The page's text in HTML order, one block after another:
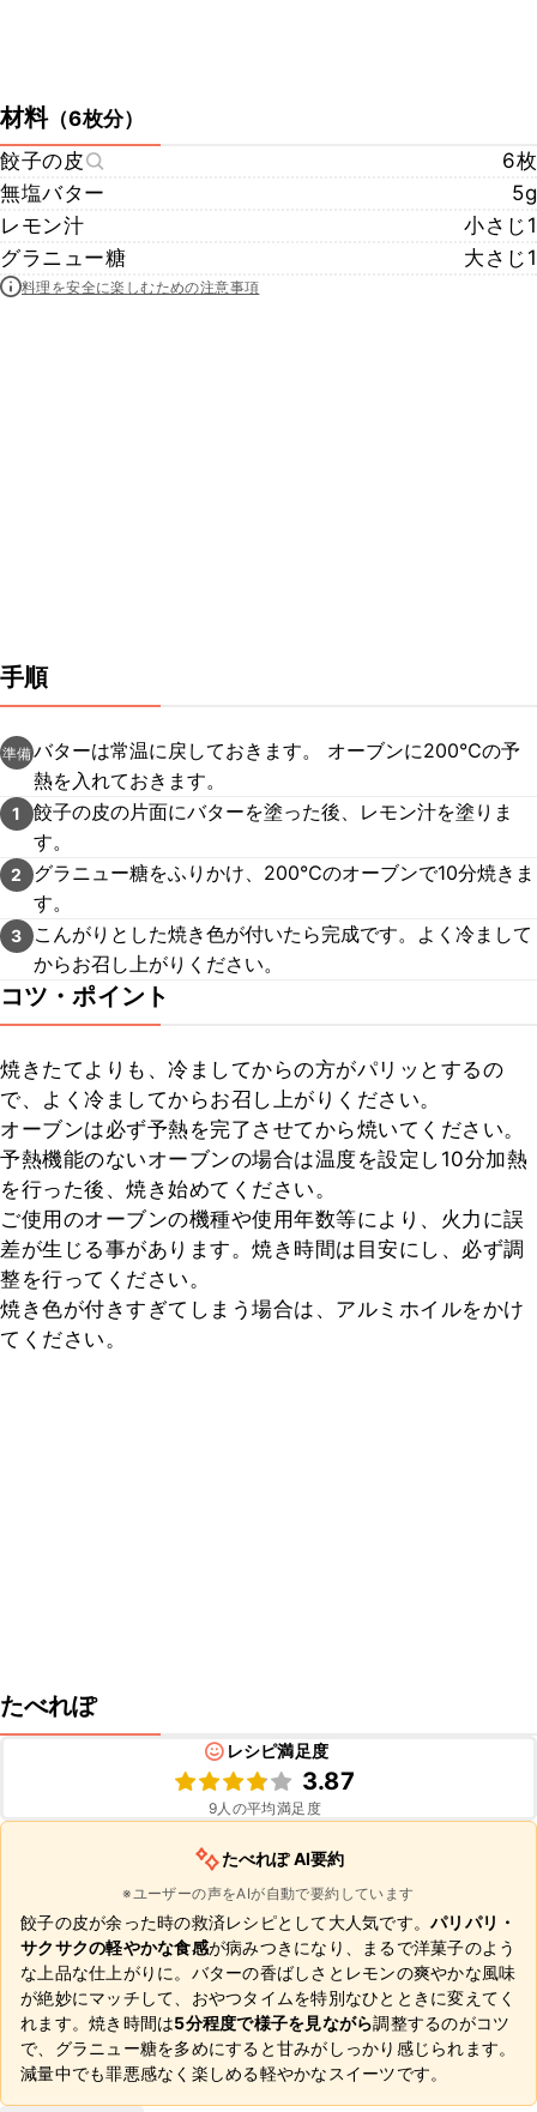
材料（6枚分）
餃子の皮
6枚
無塩バター
5g
レモン汁
小さじ1
グラニュー糖
大さじ1
料理を安全に楽しむための注意事項
手順
準備バターは常温に戻しておきます。 オーブンに200℃の予
熱を入れておきます。
1
餃子の皮の片面にバターを塗った後、レモン汁を塗りま
す。
2
グラニュー糖をふりかけ、200℃のオーブンで10分焼きま
す。
3
こんがりとした焼き色が付いたら完成です。よく冷まして
からお召し上がりください。
コツ・ポイント
焼きたてよりも、冷ましてからの方がパリッとするの
で、よく冷ましてからお召し上がりください。
オーブンは必ず予熱を完了させてから焼いてください。
予熱機能のないオーブンの場合は温度を設定し10分加熱
を行った後、焼き始めてください。
ご使用のオーブンの機種や使用年数等により、火力に誤
差が生じる事があります。焼き時間は目安にし、必ず調
整を行ってください。
焼き色が付きすぎてしまう場合は、アルミホイルをかけ
てください。
たべれぽ
レシピ満足度
3.87
9人の平均満足度
たべれぽ AI要約
※ユーザーの声をAIが自動で要約しています
餃子の皮が余った時の救済レシピとして大人気です。 パリパリ・
サクサクの軽やかな食感が病みつきになり、まるで洋菓子のよう
な上品な仕上がりに。バターの香ばしさとレモンの爽やかな風味
が絶妙にマッチして、おやつタイムを特別なひとときに変えてく
れます。焼き時間は5分程度で様子を見ながら調整するのがコツ
で、グラニュー糖を多めにすると甘みがしっかり感じられます。
減量中でも罪悪感なく楽しめる軽やかなスイーツです。